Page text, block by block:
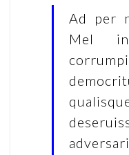
Ad per
Mel